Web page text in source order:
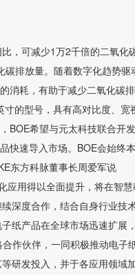
，可减少1万2千倍的二氧化
碳排放量。随着数字化趋势驱
消耗，有助于减少二氧化碳排
寸的型号，具有高对比度、宽
BOE希望与元太科技联合开
快速导入市场。BOE会始终本
东方科脉董事长周爱军说
应用得以全面提升，将在智
深度合作，结合自身行业技
纸产品在全球市场迅速扩展
作伙伴，一同积极推动电子
研发投入，并于各应用领域